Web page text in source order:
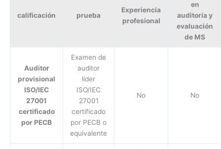
calificación prueba
Experiencia
profesional
en
auditoría y
evaluación
de MS
Auditor
provisional
ISO/IEC
27001
certificado
por PECB
Examen de
auditor
líder
ISO/IEC
27001
certificado
por PECB o
equivalente
No No